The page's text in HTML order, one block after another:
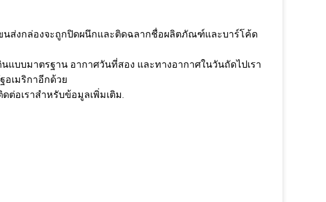
นส่งกล่องจะถูกปิดผนึกและติดฉลากชื่อผลิตภัณฑ์และบาร์โค้ด
บบมาตรฐาน อากาศวันที่สอง และทางอากาศในวันถัดไปเรา
อเมริกาอีกด้วย
ต่อเราสำหรับข้อมูลเพิ่มเติม.